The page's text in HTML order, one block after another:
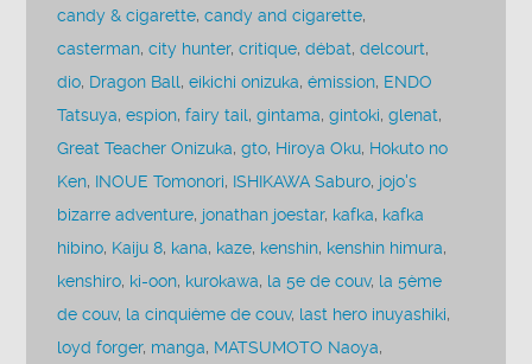
candy & cigarette,candy and cigarette,
casterman,city hunter,critique,débat,delcourt,
dio, Dragon Ball,eikichi onizuka,émission, ENDO
Tatsuya,espion,fairy tail,gintama,gintoki,glenat,
Great Teacher Onizuka,gto, Hiroya Oku, Hokuto no
Ken, INOUE Tomonori, ISHIKAWA Saburo, jojo's
bizarre adventure, jonathan joestar, kafka, kafka
hibino, Kaiju 8, kana, kaze, kenshin, kenshin himura,
kenshiro, ki-oon, kurokawa, la 5e de couv, la 5ème
de couv, la cinquième de couv, last hero inuyashiki,
loyd forger, manga, MATSUMOTO Naoya,